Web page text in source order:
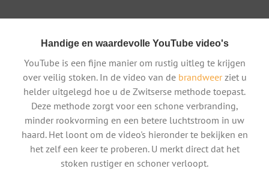
Handige en waardevolle YouTube video's
YouTube is een fijne manier om rustig uitleg te krijgen
over veilig stoken. In de video van de brandweerziet u
helder uitgelegd hoe u de Zwitserse methode toepast.
Deze methode zorgt voor een schone verbranding,
minder rookvorming en een betere luchtstroom in uw
haard. Het loont om de video's hieronder te bekijken en
het zelf een keer te proberen. U merkt direct dat het
stoken rustiger en schoner verloopt.